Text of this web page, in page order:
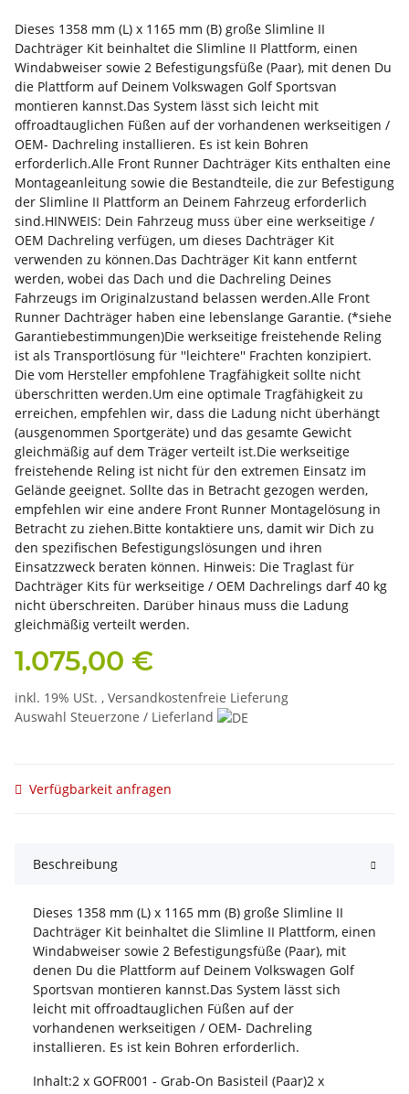
Dieses 1358 mm (L) x 1165 mm (B) große Slimline II
Dachträger Kit beinhaltet die Slimline II Plattform, einen
Windabweiser sowie 2 Befestigungsfüße (Paar), mit denen Du
die Plattform auf Deinem Volkswagen Golf Sportsvan
montieren kannst.Das System lässt sich leicht mit
offroadtauglichen Füßen auf der vorhandenen werkseitigen /
OEM- Dachreling installieren. Es ist kein Bohren
erforderlich.Alle Front Runner Dachträger Kits enthalten eine
Montageanleitung sowie die Bestandteile, die zur Befestigung
der Slimline II Plattform an Deinem Fahrzeug erforderlich
sind.HINWEIS: Dein Fahrzeug muss über eine werkseitige /
OEM Dachreling verfügen, um dieses Dachträger Kit
verwenden zu können.Das Dachträger Kit kann entfernt
werden, wobei das Dach und die Dachreling Deines
Fahrzeugs im Originalzustand belassen werden.Alle Front
Runner Dachträger haben eine lebenslange Garantie. (*siehe
Garantiebestimmungen)Die werkseitige freistehende Reling
ist als Transportlösung für ''leichtere'' Frachten konzipiert.
Die vom Hersteller empfohlene Tragfähigkeit sollte nicht
überschritten werden.Um eine optimale Tragfähigkeit zu
erreichen, empfehlen wir, dass die Ladung nicht überhängt
(ausgenommen Sportgeräte) und das gesamte Gewicht
gleichmäßig auf dem Träger verteilt ist.Die werkseitige
freistehende Reling ist nicht für den extremen Einsatz im
Gelände geeignet. Sollte das in Betracht gezogen werden,
empfehlen wir eine andere Front Runner Montagelösung in
Betracht zu ziehen.Bitte kontaktiere uns, damit wir Dich zu
den spezifischen Befestigungslösungen und ihren
Einsatzzweck beraten können. Hinweis: Die Traglast für
Dachträger Kits für werkseitige / OEM Dachrelings darf 40 kg
nicht überschreiten. Darüber hinaus muss die Ladung
gleichmäßig verteilt werden.
1.075,00 €
inkl. 19% USt. , Versandkostenfreie Lieferung
Auswahl Steuerzone / Lieferland
Verfügbarkeit anfragen
Beschreibung
Dieses 1358 mm (L) x 1165 mm (B) große Slimline II
Dachträger Kit beinhaltet die Slimline II Plattform, einen
Windabweiser sowie 2 Befestigungsfüße (Paar), mit
denen Du die Plattform auf Deinem Volkswagen Golf
Sportsvan montieren kannst.Das System lässt sich
leicht mit offroadtauglichen Füßen auf der
vorhandenen werkseitigen / OEM- Dachreling
installieren. Es ist kein Bohren erforderlich.
Inhalt:2 x GOFR001 - Grab-On Basisteil (Paar)2 x